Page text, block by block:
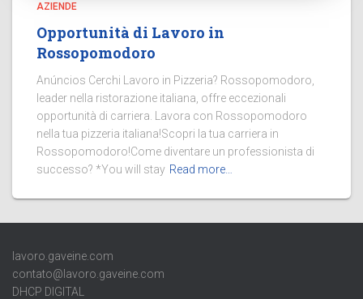
AZIENDE
Opportunità di Lavoro in
Rossopomodoro
Anúncios Cerchi Lavoro in Pizzeria? Rossopomodoro,
leader nella ristorazione italiana, offre eccezionali
opportunità di carriera. Lavora con Rossopomodoro
nella tua pizzeria italiana!Scopri la tua carriera in
Rossopomodoro!Come diventare un professionista di
successo? *You will stay Read more…
lavoro.gaveine.com
contato@lavoro.gaveine.com
DHCP DIGITAL